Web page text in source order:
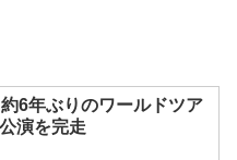
6年ぶりのワールドツア
演を完走